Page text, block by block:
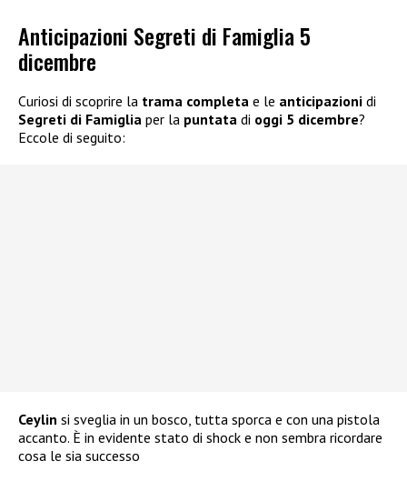
Anticipazioni Segreti di Famiglia 5
dicembre
Curiosi di scoprire la trama completa e le anticipazioni di
Segreti di Famiglia per la puntata di oggi 5 dicembre?
Eccole di seguito:
Ceylin si sveglia in un bosco, tutta sporca e con una pistola
accanto. È in evidente stato di shock e non sembra ricordare
cosa le sia successo